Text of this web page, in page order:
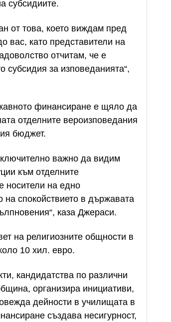
субсидиите.
от това, което виждам пред
вас, като представители на
отчитам, че е
субсидия за изповеданията“,
финансиране е щяло да
отделните вероизповедания
бюджет.
важно да видим
към отделните
носители на едно
на спокойствието в държавата
каза Джераси.
на религиозните общности в
10 хил. евро.
кандидатства по различни
организира инициативи,
дейности в училищата в
създава несигурност,